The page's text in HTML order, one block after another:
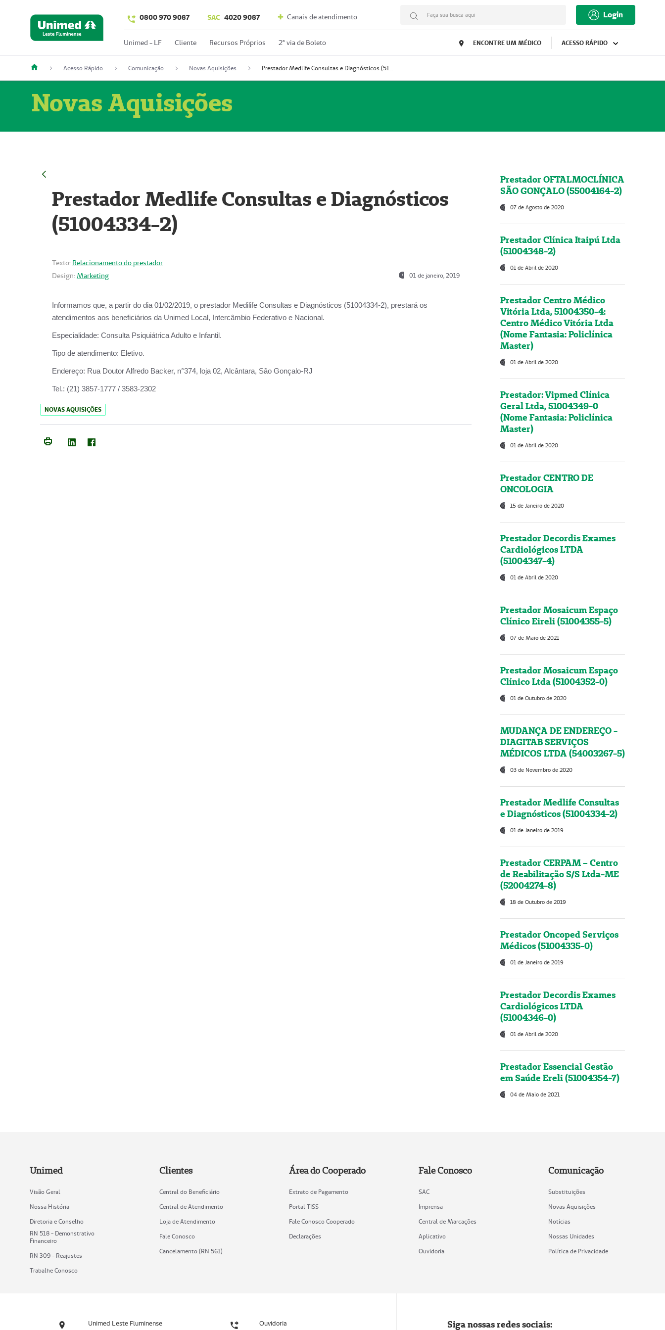
0800 970 9087 SAC 4020 9087 Canais de atendimento Faça sua busca aqui Login
Unimed - LF Cliente Recursos Próprios 2º via de Boleto ENCONTRE UM MÉDICO ACESSO RÁPIDO
Acesso Rápido Comunicação Novas Aquisições Prestador Medlife Consultas e Diagnósticos (51004334-2)
Novas Aquisições
Prestador Medlife Consultas e Diagnósticos
(51004334-2)
Texto: Relacionamento do prestador
Design: Marketing 01 de janeiro, 2019
Informamos que, a partir do dia 01/02/2019, o prestador Medilife Consultas e Diagnósticos (51004334-2), prestará os
atendimentos aos beneficiários da Unimed Local, Intercâmbio Federativo e Nacional.
Especialidade: Consulta Psiquiátrica Adulto e Infantil.
Tipo de atendimento: Eletivo.
Endereço: Rua Doutor Alfredo Backer, n°374, loja 02, Alcântara, São Gonçalo-RJ
Tel.: (21) 3857-1777 / 3583-2302
NOVAS AQUISIÇÕES
Prestador OFTALMOCLÍNICA
SÃO GONÇALO (55004164-2)
07 de Agosto de 2020
Prestador Clínica Itaipú Ltda
(51004348-2)
01 de Abril de 2020
Prestador Centro Médico
Vitória Ltda, 51004350-4:
Centro Médico Vitória Ltda
(Nome Fantasia: Policlínica
Master)
01 de Abril de 2020
Prestador: Vipmed Clínica
Geral Ltda, 51004349-0
(Nome Fantasia: Policlínica
Master)
01 de Abril de 2020
Prestador CENTRO DE
ONCOLOGIA
15 de Janeiro de 2020
Prestador Decordis Exames
Cardiológicos LTDA
(51004347-4)
01 de Abril de 2020
Prestador Mosaicum Espaço
Clínico Eireli (51004355-5)
07 de Maio de 2021
Prestador Mosaicum Espaço
Clínico Ltda (51004352-0)
01 de Outubro de 2020
MUDANÇA DE ENDEREÇO -
DIAGITAB SERVIÇOS
MÉDICOS LTDA (54003267-5)
03 de Novembro de 2020
Prestador Medlife Consultas
e Diagnósticos (51004334-2)
01 de Janeiro de 2019
Prestador CERPAM – Centro
de Reabilitação S/S Ltda-ME
(52004274-8)
18 de Outubro de 2019
Prestador Oncoped Serviços
Médicos (51004335-0)
01 de Janeiro de 2019
Prestador Decordis Exames
Cardiológicos LTDA
(51004346-0)
01 de Abril de 2020
Prestador Essencial Gestão
em Saúde Ereli (51004354-7)
04 de Maio de 2021
Unimed
Visão Geral
Nossa História
Diretoria e Conselho
RN 518 - Demonstrativo
Financeiro
RN 309 - Reajustes
Trabalhe Conosco
Clientes
Central do Beneficiário
Central de Atendimento
Loja de Atendimento
Fale Conosco
Cancelamento (RN 561)
Área do Cooperado
Extrato de Pagamento
Portal TISS
Fale Conosco Cooperado
Declarações
Fale Conosco
SAC
Imprensa
Central de Marcações
Aplicativo
Ouvidoria
Comunicação
Substituições
Novas Aquisições
Notícias
Nossas Unidades
Política de Privacidade
Unimed Leste Fluminense Ouvidoria Siga nossas redes sociais: